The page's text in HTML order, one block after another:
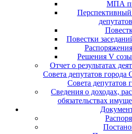
МПА
Повестки
Решения V
Отчет о результатах
Совета депутатов города
Совета депутатов
Сведения о доходах,
обязательствах